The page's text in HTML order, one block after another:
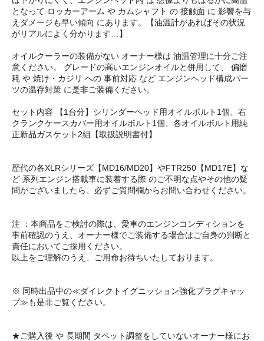
となって ロッカーアーム や カムシャフト の 接触面 に 影響を与
えダメージも早い傾向 にあります。【油温計があればその状況
がリアルによく分かります…】
オイルクーラーの装備がない オーナー様は 油温管理に十分ご注
意ください。 グレードの高いエンジンオイルと併用して、 偏磨
耗 や 焼け・カジリ への 事前対応 など エンジンヘッド構成パー
ツの温存対策 に是非ご装備ください。
セット内容 【1台分】シリンダーヘッド用オイルボルト1個、右
クランクケースカバー用オイルボルト1個、各オイルボルト用純
正新品ガスケット2組【取扱説明書付】
歴代の各XLRシリーズ【MD16/MD20】やFTR250【MD17E】な
ど 系列エンジン搭載車に装着する際 のご不明な点やその他の疑
問がございましたら、必ずご質問欄からお問い合わせください。
注 ：本商品をご検討の際は、愛車のエンジンコンディションを
事前確認のうえ、オーナー様でご装備する場合はご自身の判断と
責任においてご採用ください。
以上をご理解のうえ、ご用命お待ちいたしております。
※ 同時出品中の≪ダイレクトイグニッション強化プラグキャッ
プ≫も是非ご覧ください。
★ご購入後 や 長期間 タペット調整をしていないオーナー様にお